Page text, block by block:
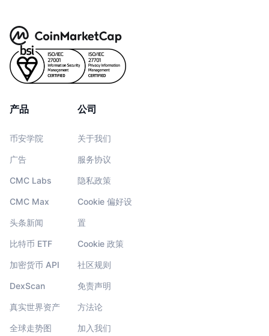
产品
币安学院
广告
CMC Labs
CMC Max
头条新闻
比特币 ETF
加密货币 API
DexScan
真实世界资产
全球走势图
公司
关于我们
服务协议
隐私政策
Cookie 偏好设
置
Cookie 政策
社区规则
免责声明
方法论
加入我们